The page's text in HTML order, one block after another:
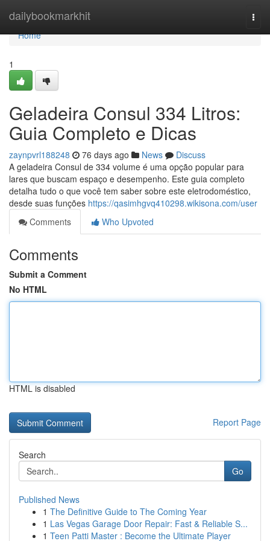
dailybookmarkhit
Home
Home
1
Geladeira Consul 334 Litros:
Guia Completo e Dicas
zaynpvrl188248 76 days ago News
Discuss
A geladeira Consul de 334 volume é uma opção popular para
lares que buscam espaço e desempenho. Este guia completo
detalha tudo o que você tem saber sobre este eletrodoméstico,
desde suas funções https://qasimhgvq410298.wikisona.com/user
Comments
Who Upvoted
Comments
Submit a Comment
No HTML
HTML is disabled
Report Page
Search
Go
Published News
1 The Definitive Guide to The Coming Year
1 Las Vegas Garage Door Repair: Fast & Reliable S...
1 Teen Patti Master : Become the Ultimate Player